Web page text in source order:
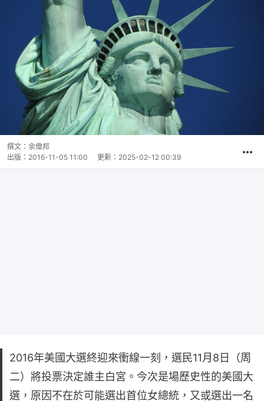
撰文： 余偉邦
出版： 2016-11-05 11:00 更新： 2025-02-12 00:39
2016年美國大選終迎來衝線一刻，選民11月8日（周
二）將投票決定誰主白宮。今次是場歷史性的美國大
選，原因不在於可能選出首位女總統，又或選出一名